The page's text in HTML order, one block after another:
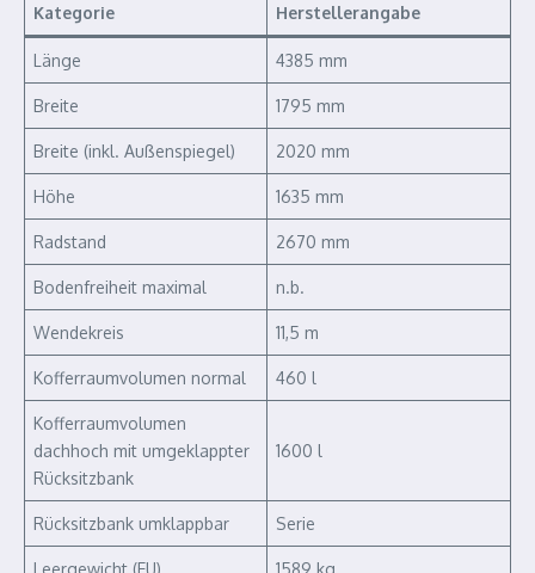
Kategorie Herstellerangabe
Länge 4385 mm
Breite 1795 mm
Breite (inkl. Außenspiegel) 2020 mm
Höhe 1635 mm
Radstand 2670 mm
Bodenfreiheit maximal n.b.
Wendekreis 11,5 m
Kofferraumvolumen normal 460 l
Kofferraumvolumen
dachhoch mit umgeklappter
Rücksitzbank
1600 l
Rücksitzbank umklappbar Serie
Leergewicht (EU) 1589 kg